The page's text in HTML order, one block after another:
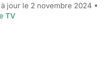
jour le 2 novembre 2024 •
TV